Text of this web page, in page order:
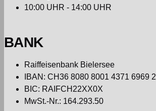
10:00 UHR - 14:00 UHR
BANK
Raiffeisenbank Bielersee
IBAN: CH36 8080 8001 4371 6969 2
BIC: RAIFCH22XX0X
MwSt.-Nr.: 164.293.50